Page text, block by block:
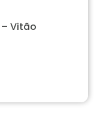
– Vitão